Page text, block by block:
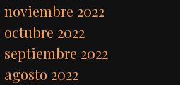
noviembre 2022
octubre 2022
septiembre 2022
agosto 2022